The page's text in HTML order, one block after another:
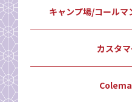
キャンプ場/コールマ
カスタ